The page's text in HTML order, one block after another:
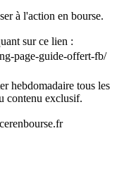
à l'action en bourse.
sur ce lien :
page-guide-offert-fb/⁠⁠⁠
hebdomadaire tous les
contenu exclusif.